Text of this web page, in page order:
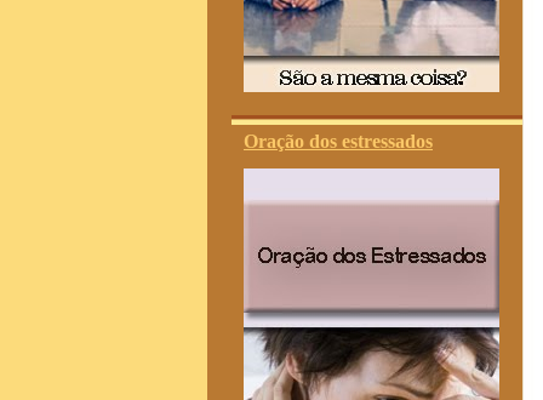
Oração dos estressados